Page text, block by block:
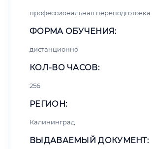
профессиональная переподготовка
ФОРМА ОБУЧЕНИЯ:
дистанционно
КОЛ-ВО ЧАСОВ:
256
РЕГИОН:
Калининград
ВЫДАВАЕМЫЙ ДОКУМЕНТ: